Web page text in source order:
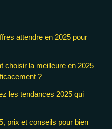
attendre en 2025 pour
choisir la meilleure en 2025
?
les tendances 2025 qui
prix et conseils pour bien